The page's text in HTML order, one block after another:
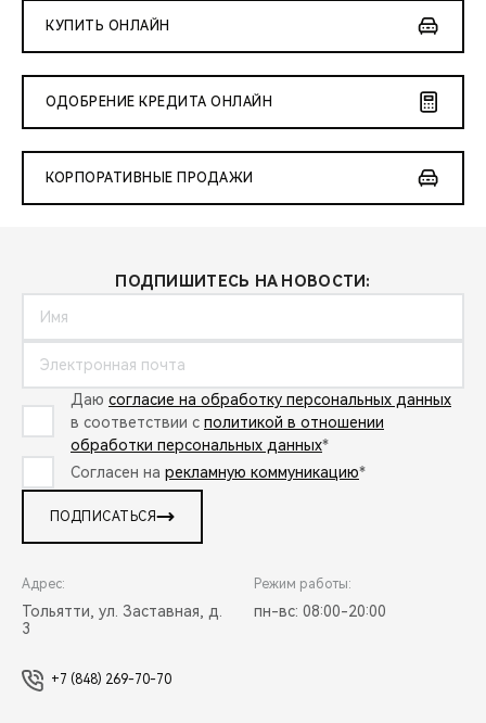
КУПИТЬ ОНЛАЙН
ОДОБРЕНИЕ КРЕДИТА ОНЛАЙН
КОРПОРАТИВНЫЕ ПРОДАЖИ
ПОДПИШИТЕСЬ НА НОВОСТИ:
Даю согласие на обработку персональных данных
в соответствии с политикой в отношении
обработки персональных данных*
Согласен на рекламную коммуникацию*
ПОДПИСАТЬСЯ
Адрес:
Тольятти, ул. Заставная, д.
3
Режим работы:
пн-вс: 08:00-20:00
+7 (848) 269-70-70